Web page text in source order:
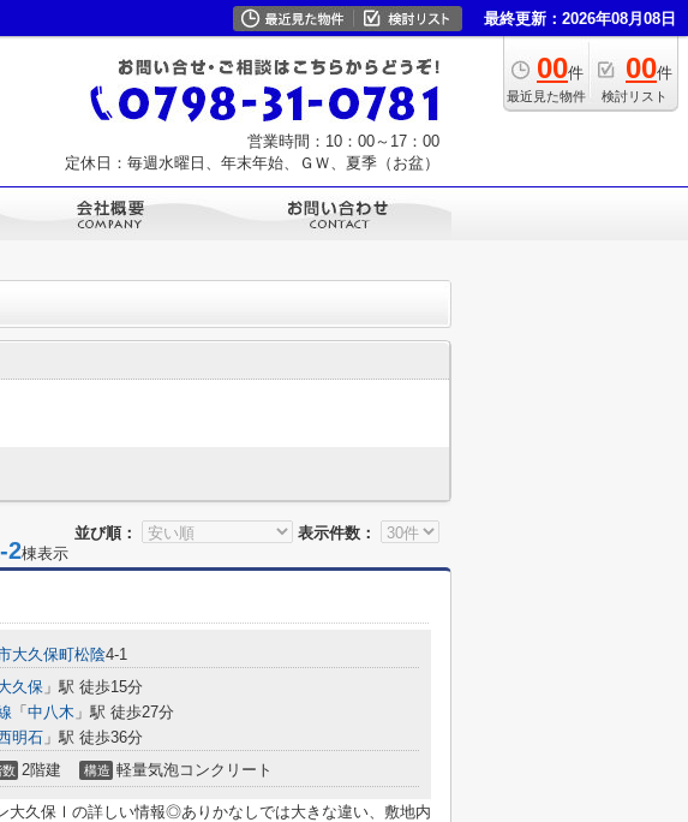
最終更新：2026年08月08日
00件
最近見た物件
00件
検討リスト
営業時間：10：00～17：00
定休日：毎週水曜日、年末年始、ＧＷ、夏季（お盆）
並び順：
表示件数：
棟表示
大久保町松陰4-1
久保 」駅 徒歩15分
「 中八木 」駅 徒歩27分
明石 」駅 徒歩36分
数 2階建 構造 軽量気泡コンクリート
大久保Ⅰの詳しい情報◎ありかなしでは大きな違い、敷地内